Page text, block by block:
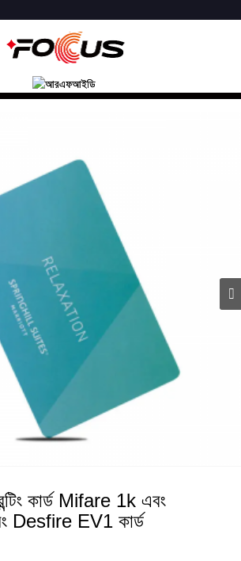
কার্ড Mifare 1k এবং
Desfire EV1 কার্ড